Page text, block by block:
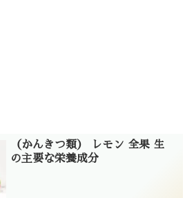
（かんきつ類） レモン 全果 生
の主要な栄養成分